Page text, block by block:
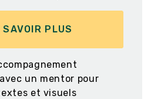
SAVOIR PLUS
un mentor pour
et visuels